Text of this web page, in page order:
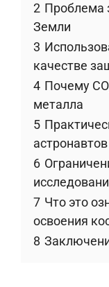
2 Проблема
Земли
3
качестве
4 Почему
металла
5
астронавтов
6
7 Что это
освоения
8